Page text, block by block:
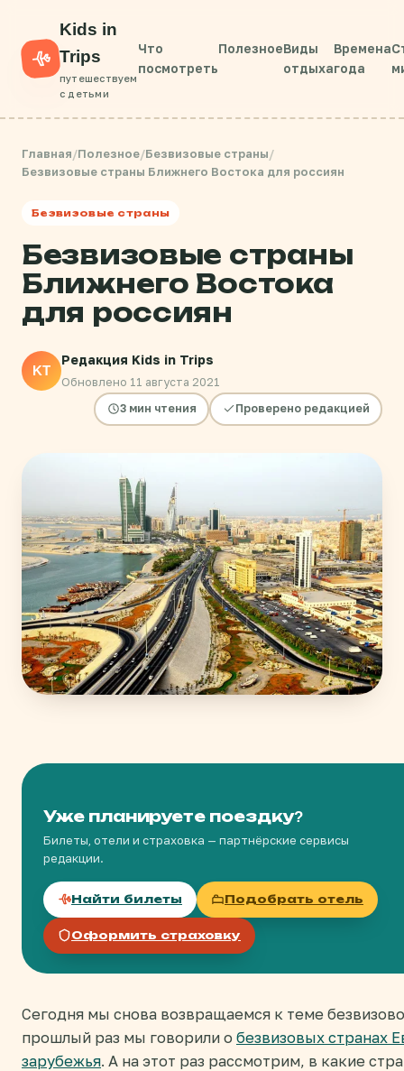
Kids in
Trips
путешествуем
с детьми
Что
посмотреть
ПолезноеВиды
отдыха
Времена
года
Главная/Полезное/Безвизовые страны/
Безвизовые страны Ближнего Востока для россиян
Безвизовые страны
Безвизовые страны
Ближнего Востока
для россиян
KT
Редакция Kids in Trips
Обновлено 11 августа 2021
3 мин чтения
Проверено редакцией
Уже планируете поездку?
Билеты, отели и страховка — партнёрские сервисы
редакции.
Найти билеты Подобрать отель
Оформить страховку
Сегодня мы снова возвращаемся к теме
прошлый раз мы говорили о безвизовых странах
зарубежья. А на этот раз рассмотрим, в какие